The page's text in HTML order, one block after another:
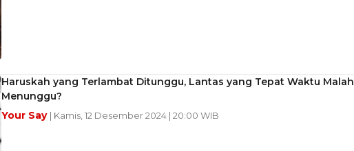
Haruskah yang Terlambat Ditunggu, Lantas yang Tepat Waktu Malah
Menunggu?
Your Say | Kamis, 12 Desember 2024 | 20:00 WIB